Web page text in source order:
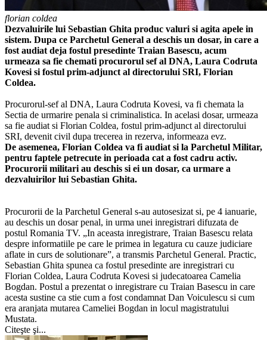
florian coldea
Dezvaluirile lui Sebastian Ghita produc valuri si agita apele in
sistem. Dupa ce Parchetul General a deschis un dosar, in care a
fost audiat deja fostul presedinte Traian Basescu, acum
urmeaza sa fie chemati procurorul sef al DNA, Laura Codruta
Kovesi si fostul prim-adjunct al directorului SRI, Florian
Coldea.
Procurorul-sef al DNA, Laura Codruta Kovesi, va fi chemata la
Sectia de urmarire penala si criminalistica. In acelasi dosar, urmeaza
sa fie audiat si Florian Coldea, fostul prim-adjunct al directorului
SRI, devenit civil dupa trecerea in rezerva, informeaza evz.
De asemenea, Florian Coldea va fi audiat si la Parchetul Militar,
pentru faptele petrecute in perioada cat a fost cadru activ.
Procurorii militari au deschis si ei un dosar, ca urmare a
dezvaluirilor lui Sebastian Ghita.
Procurorii de la Parchetul General s-au autosesizat si, pe 4 ianuarie,
au deschis un dosar penal, in urma unei inregistrari difuzata de
postul Romania TV. „In aceasta inregistrare, Traian Basescu relata
despre informatiile pe care le primea in legatura cu cauze judiciare
aflate in curs de solutionare”, a transmis Parchetul General. Practic,
Sebastian Ghita spunea ca fostul presedinte are inregistrari cu
Florian Coldea, Laura Codruta Kovesi si judecatoarea Camelia
Bogdan. Postul a prezentat o inregistrare cu Traian Basescu in care
acesta sustine ca stie cum a fost condamnat Dan Voiculescu si cum
era aranjata mutarea Cameliei Bogdan in locul magistratului
Mustata.
Citeşte şi...